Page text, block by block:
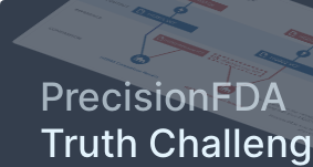
PrecisionFDA
Truth